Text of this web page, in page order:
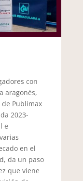
con
aragonés,
Publimax
2023-
e
en el
da un paso
que viene